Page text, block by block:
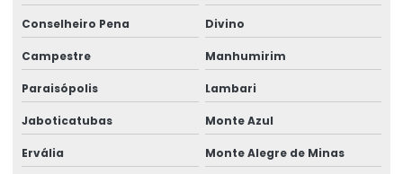
Perícia judicial de saúde ocupacional
Perícia médica
Perícia médica administrativa
Perícia médica em casos de acidente de trabalho
Perícia médica cível
Conselheiro Pena Divino
Campestre Manhumirim
Paraisópolis Lambari
Jaboticatubas Monte Azul
Ervália Monte Alegre de Minas